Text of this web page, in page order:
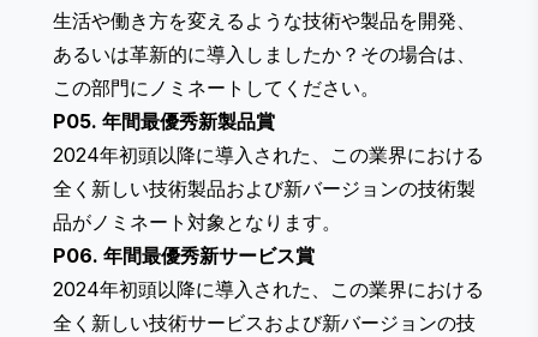
生活や働き方を変えるような技術や製品を開発、
あるいは革新的に導入しましたか？その場合は、
この部門にノミネートしてください。
P05. 年間最優秀新製品賞
2024年初頭以降に導入された、この業界における
全く新しい技術製品および新バージョンの技術製
品がノミネート対象となります。
P06. 年間最優秀新サービス賞
2024年初頭以降に導入された、この業界における
全く新しい技術サービスおよび新バージョンの技